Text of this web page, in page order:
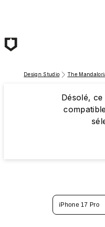
Design Studio The
Désolé,
iPhone 17 Pro